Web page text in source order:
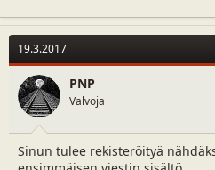
19.3.2017
PNP
Valvoja
Sinun tulee rekisteröityä